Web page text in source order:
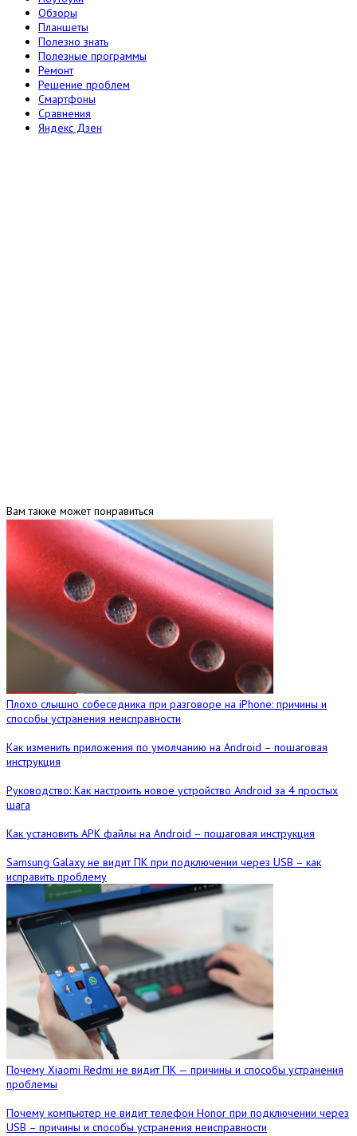
Обзоры
Планшеты
Полезно знать
Полезные программы
Ремонт
Решение проблем
Смартфоны
Сравнения
Яндекс Дзен
Вам также может понравиться
Плохо слышно собеседника при разговоре на iPhone: причины и
способы устранения неисправности
Как изменить приложения по умолчанию на Android – пошаговая
инструкция
Руководство: Как настроить новое устройство Android за 4 простых
шага
Как установить APK файлы на Android – пошаговая инструкция
Samsung Galaxy не видит ПК при подключении через USB – как
исправить проблему
Почему Xiaomi Redmi не видит ПК — причины и способы устранения
проблемы
Почему компьютер не видит телефон Honor при подключении через
USB – причины и способы устранения неисправности